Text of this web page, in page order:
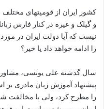
کشور ایران از قومیتهای
و گیلک و غیره در کنار فارس
نیست که آیا دولت ایران در
را ادامه خواهد داد یا خیر؟
سال گذشته علی یونسی، مشاور
را مطرح کرد، ولی با مخالفت